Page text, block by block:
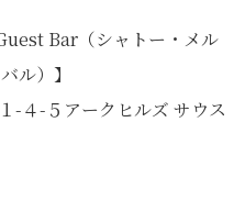
Bar（シャトー・メル
ル）】
-４-５アークヒルズ サウス